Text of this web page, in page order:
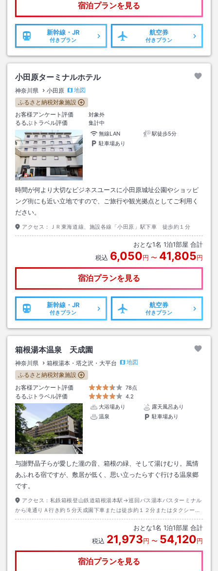
宿泊プランを見る
新幹線・JR
付きプラン
航空券
付きプラン
小田原ターミナルホテル
神奈川県 小田原
地図
ふるさと納税対象施設
お客様アンケート評価
対象外
るるぶトラベル評価
集計中
無線LAN
駅徒歩5分
駐車場あり
時間が何より大切なビジネスユースに小田原城址公園やショッピ
ング街にも近い立地ですので、ご旅行や観光拠点としてご利用く
ださい。
アクセス： ＪＲ東海道線、施設各線「小田原」駅下車 徒歩約１分
おとな1名 1泊1部屋 合計
税込 6,050円 〜 41,805円
宿泊プランを見る
新幹線・JR
付きプラン
航空券
付きプラン
箱根湯本温泉 天成園
神奈川県 箱根湯本・塔之沢・大平台
地図
ふるさと納税対象施設
お客様アンケート評価
78点
るるぶトラベル評価
4.2
大浴場あり
露天風呂あり
温泉
駐車場あり
与謝野晶子らが愛した瀧の音、箱根の緑、そして湯けむり。風情
あふれる宿ですが、敷居が低く、思い立ったらすぐ行ける温泉郷
です。
アクセス： 私鉄箱根登山鉄道箱根湯本駅→巡回バス湯本バスターミナル
から滝通りＡ行き約５分天成園下車または徒歩約１２分またはタクシー約
５分
おとな1名 1泊1部屋 合計
税込 21,973円 〜 54,120円
宿泊プランを見る